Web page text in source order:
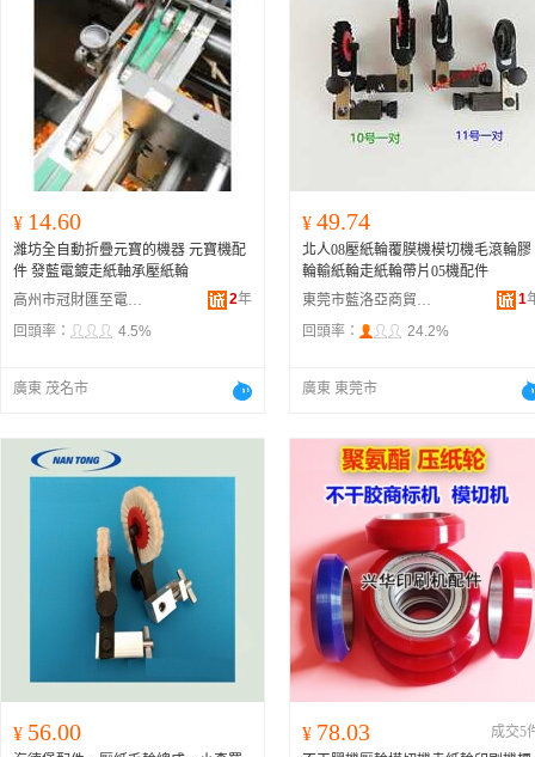
¥ 14.60
濰坊全自動折疊元寶的機器 元寶機配
件 發藍電鍍走紙軸承壓紙輪
高州市冠財匯至電子商務商行
2年
回頭率：
4.5%
廣東 茂名市
¥ 49.74
北人08壓紙輪覆膜機模切機毛滾輪膠
輪輸紙輪走紙輪帶片05機配件
東莞市藍洛亞商貿有限公司
1
回頭率：
24.2%
廣東 東莞市
¥ 56.00 ¥ 78.03
成交5